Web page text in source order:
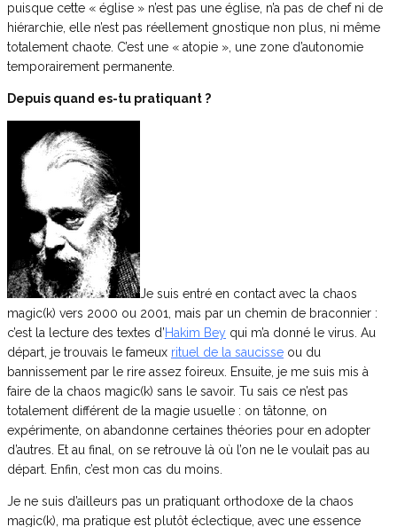
puisque cette « église » n’est pas une église, n’a pas de chef ni de
hiérarchie, elle n’est pas réellement gnostique non plus, ni même
totalement chaote. C’est une « atopie », une zone d’autonomie
temporairement permanente.
Depuis quand es-tu pratiquant ?
Je suis entré en contact avec la chaos
magic(k) vers 2000 ou 2001, mais par un chemin de braconnier :
c’est la lecture des textes d’Hakim Bey qui m’a donné le virus. Au
départ, je trouvais le fameux rituel de la saucisse ou du
bannissement par le rire assez foireux. Ensuite, je me suis mis à
faire de la chaos magic(k) sans le savoir. Tu sais ce n’est pas
totalement différent de la magie usuelle : on tâtonne, on
expérimente, on abandonne certaines théories pour en adopter
d’autres. Et au final, on se retrouve là où l’on ne le voulait pas au
départ. Enfin, c’est mon cas du moins.
Je ne suis d’ailleurs pas un pratiquant orthodoxe de la chaos
magic(k), ma pratique est plutôt éclectique, avec une essence